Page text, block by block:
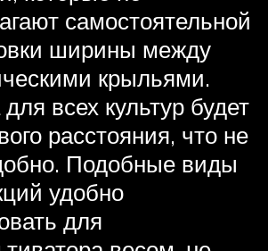
самостоятельной
ширины между
крыльями.
всех культур будет
расстояния, что не
Подобные виды
удобно
для